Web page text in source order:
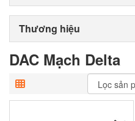
Thương hiệu
DAC Mạch Delta